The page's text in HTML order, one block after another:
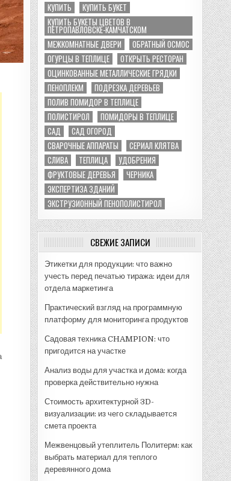
КУПИТЬ
КУПИТЬ БУКЕТ
КУПИТЬ БУКЕТЫ ЦВЕТОВ В
ПЕТРОПАВЛОВСКЕ-КАМЧАТСКОМ
МЕЖКОМНАТНЫЕ ДВЕРИ
ОБРАТНЫЙ ОСМОС
ОГУРЦЫ В ТЕПЛИЦЕ
ОТКРЫТЬ РЕСТОРАН
ОЦИНКОВАННЫЕ МЕТАЛЛИЧЕСКИЕ ГРЯДКИ
ПЕНОПЛЕКМ
ПОДРЕЗКА ДЕРЕВЬЕВ
ПОЛИВ ПОМИДОР В ТЕПЛИЦЕ
ПОЛИСТИРОЛ
ПОМИДОРЫ В ТЕПЛИЦЕ
САД
САД ОГОРОД
СВАРОЧНЫЕ АППАРАТЫ
СЕРИАЛ КЛЯТВА
СЛИВА
ТЕПЛИЦА
УДОБРЕНИЯ
ФРУКТОВЫЕ ДЕРЕВЬЯ
ЧЕРНИКА
ЭКСПЕРТИЗА ЗДАНИЙ
ЭКСТРУЗИОННЫЙ ПЕНОПОЛИСТИРОЛ
СВЕЖИЕ ЗАПИСИ
Этикетки для продукции: что важно
учесть перед печатью тиража: идеи для
отдела маркетинга
Практический взгляд на программную
платформу для мониторинга продуктов
Садовая техника CHAMPION: что
пригодится на участке
Анализ воды для участка и дома: когда
проверка действительно нужна
Стоимость архитектурной 3D-
визуализации: из чего складывается
смета проекта
Межвенцовый утеплитель Политерм: как
выбрать материал для теплого
деревянного дома